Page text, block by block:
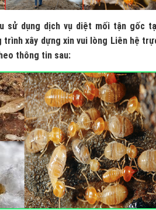
sử dụng dịch vụ diệt mối tận gốc
trình xây dựng xin vui lòng Liên hệ
thông tin sau: